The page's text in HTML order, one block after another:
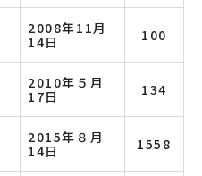
2008年11月
14日
100
2010年５月
17日
134
2015年８月
14日
1558